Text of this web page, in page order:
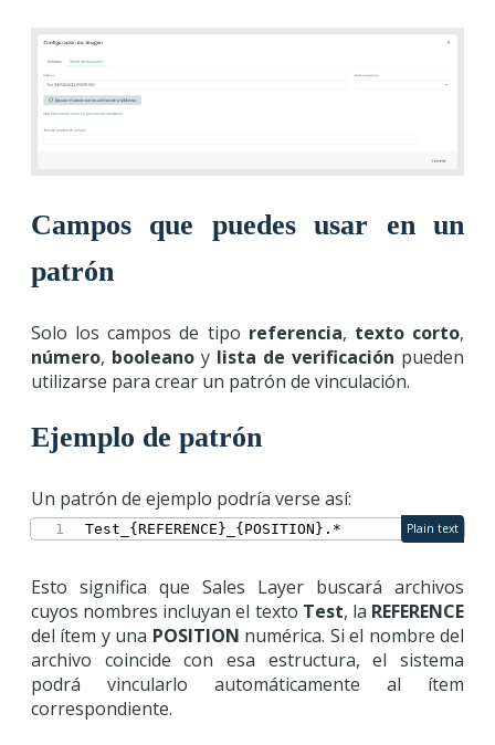
Campos que puedes usar en un
patrón
Solo los campos de tipo referencia, texto corto,
número, booleano y lista de verificación pueden
utilizarse para crear un patrón de vinculación.
Ejemplo de patrón
Un patrón de ejemplo podría verse así:
Test_{REFERENCE}_{POSITION}.* Plain text
Esto significa que Sales Layer buscará archivos
cuyos nombres incluyan el texto Test, la REFERENCE
del ítem y una POSITION numérica. Si el nombre del
archivo coincide con esa estructura, el sistema
podrá vincularlo automáticamente al ítem
correspondiente.